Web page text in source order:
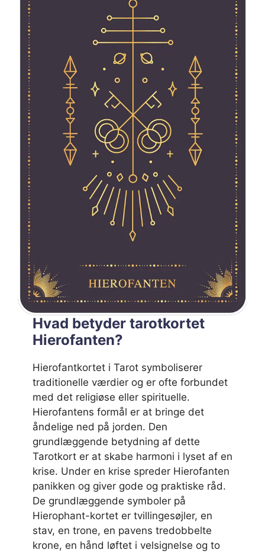
Hvad betyder tarotkortet
Hierofanten?
Hierofantkortet i Tarot symboliserer
traditionelle værdier og er ofte forbundet
med det religiøse eller spirituelle.
Hierofantens formål er at bringe det
åndelige ned på jorden. Den
grundlæggende betydning af dette
Tarotkort er at skabe harmoni i lyset af en
krise. Under en krise spreder Hierofanten
panikken og giver gode og praktiske råd.
De grundlæggende symboler på
Hierophant-kortet er tvillingesøjler, en
stav, en trone, en pavens tredobbelte
krone, en hånd løftet i velsignelse og to